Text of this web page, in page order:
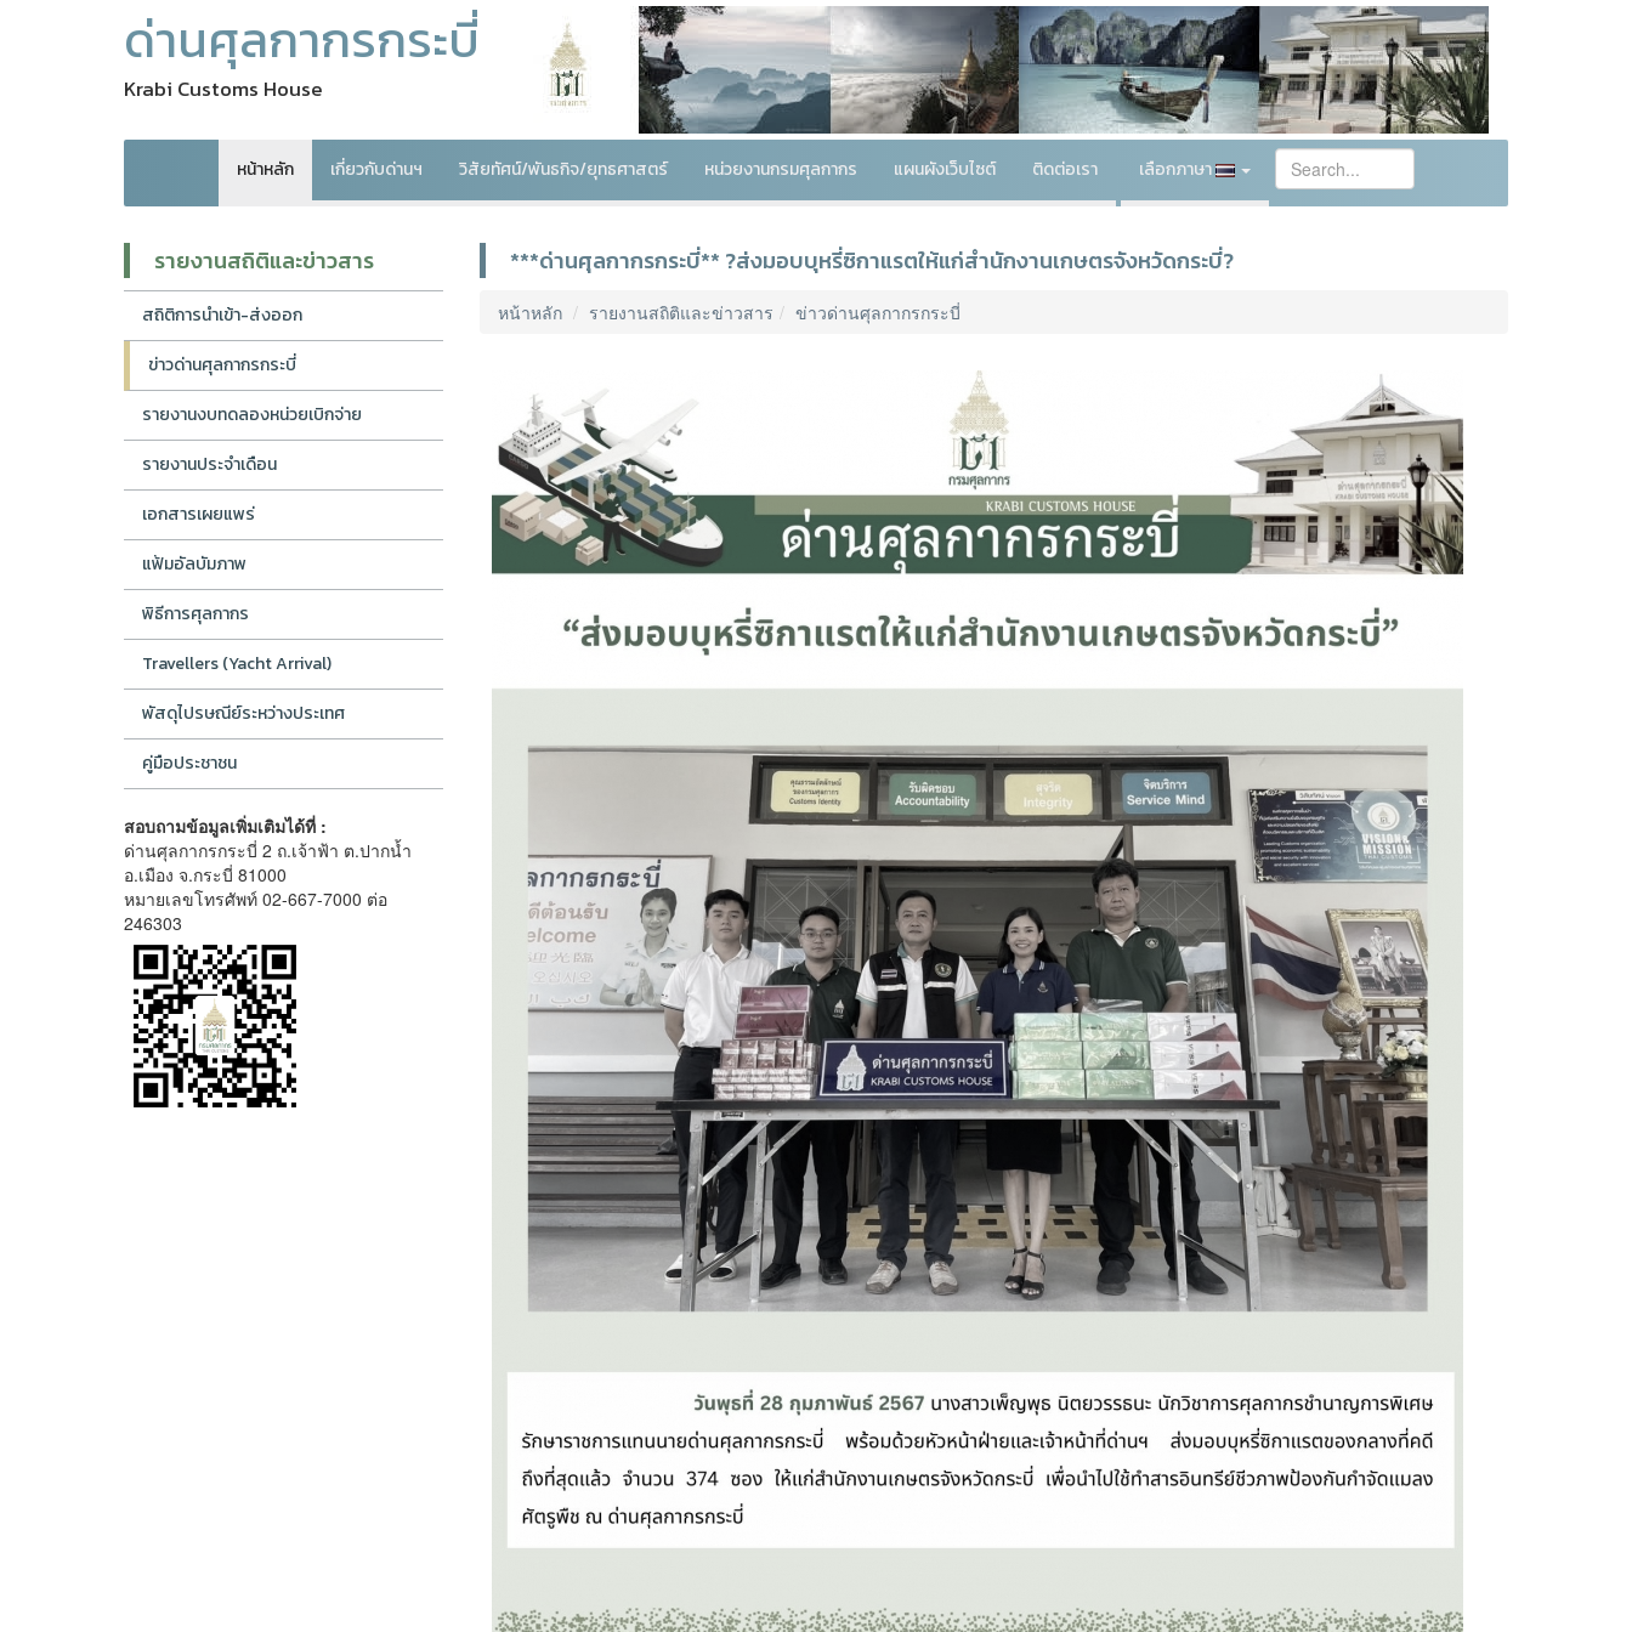
ด่านศุลกากรกระบี่
Krabi Customs House
หน้าหลัก เกี่ยวกับด่านฯ วิสัยทัศน์/พันธกิจ/ยุทธศาสตร์ หน่วยงานกรมศุลกากร แผนผังเว็บไซต์ ติดต่อเรา เลือกภาษา
รายงานสถิติและข่าวสาร
สถิติการนำเข้า-ส่งออก
ข่าวด่านศุลกากรกระบี่
รายงานงบทดลองหน่วยเบิกจ่าย
รายงานประจำเดือน
เอกสารเผยแพร่
แฟ้มอัลบัมภาพ
พิธีการศุลกากร
Travellers (Yacht Arrival)
พัสดุไปรษณีย์ระหว่างประเทศ
คู่มือประชาชน
สอบถามข้อมูลเพิ่มเติมได้ที่ :
ด่านศุลกากรกระบี่ 2 ถ.เจ้าฟ้า ต.ปากน้ำ
อ.เมือง จ.กระบี่ 81000
หมายเลขโทรศัพท์ 02-667-7000 ต่อ
246303
***ด่านศุลกากรกระบี่** ?ส่งมอบบุหรี่ซิกาแรตให้แก่สำนักงานเกษตรจังหวัดกระบี่?
หน้าหลัก รายงานสถิติและข่าวสาร ข่าวด่านศุลกากรกระบี่